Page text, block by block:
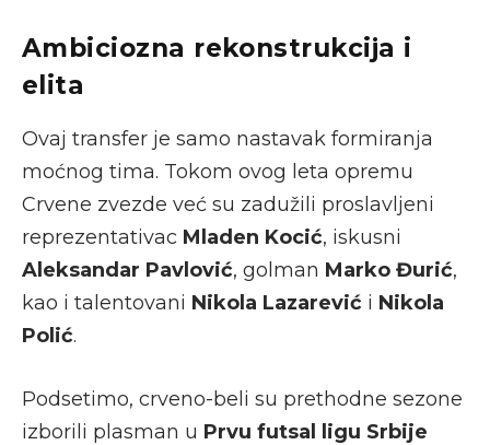
Ambiciozna rekonstrukcija i
elita
Ovaj transfer je samo nastavak formiranja
moćnog tima. Tokom ovog leta opremu
Crvene zvezde već su zadužili proslavljeni
reprezentativac Mladen Kocić, iskusni
Aleksandar Pavlović, golman Marko Đurić,
kao i talentovani Nikola Lazarević i Nikola
Polić.
Podsetimo, crveno-beli su prethodne sezone
izborili plasman u Prvu futsal ligu Srbije